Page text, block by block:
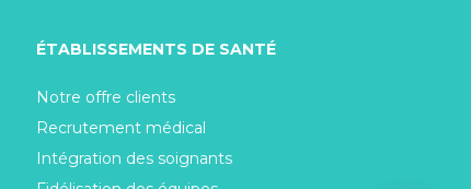
ÉTABLISSEMENTS DE SANTÉ
Notre offre clients
Recrutement médical
Intégration des soignants